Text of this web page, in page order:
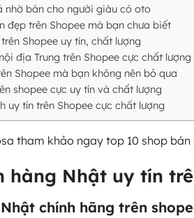
nhờ bán cho người giàu có oto
đẹp trên Shopee mà bạn chưa biết
Shopee uy tín, chất lượng
địa Trung trên Shopee cực chất lượng
Shopee mà bạn không nên bỏ qua
shopee cực uy tín và chất lượng
uy tín trên Shopee cực chất lượng
tham khảo ngay top 10 shop
hàng Nhật uy tín
chính hãng trên